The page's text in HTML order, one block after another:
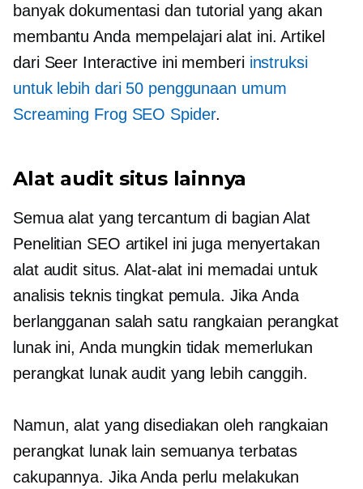
banyak dokumentasi dan tutorial yang akan
membantu Anda mempelajari alat ini. Artikel
dari Seer Interactive ini memberi instruksi
untuk lebih dari 50 penggunaan umum
Screaming Frog SEO Spider.
Alat audit situs lainnya
Semua alat yang tercantum di bagian Alat
Penelitian SEO artikel ini juga menyertakan
alat audit situs. Alat-alat ini memadai untuk
analisis teknis tingkat pemula. Jika Anda
berlangganan salah satu rangkaian perangkat
lunak ini, Anda mungkin tidak memerlukan
perangkat lunak audit yang lebih canggih.
Namun, alat yang disediakan oleh rangkaian
perangkat lunak lain semuanya terbatas
cakupannya. Jika Anda perlu melakukan